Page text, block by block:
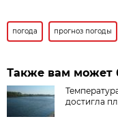
погода прогноз погоды
Также вам может
достигла